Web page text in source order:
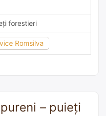
forestieri
Romsilva
– puieți